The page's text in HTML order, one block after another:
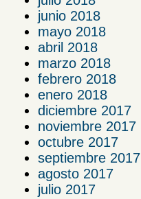
junio 2018
mayo 2018
abril 2018
marzo 2018
febrero 2018
enero 2018
diciembre 2017
noviembre 2017
octubre 2017
septiembre 2017
agosto 2017
julio 2017